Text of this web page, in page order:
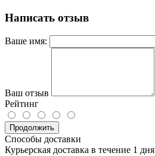
Написать отзыв
Ваше имя:
Ваш отзыв
Рейтинг
Продолжить
Способы доставки
Курьерская доставка в течение 1 дня